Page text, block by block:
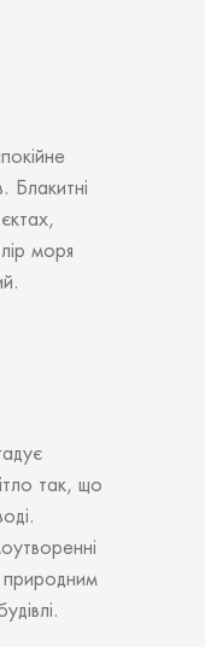
Блакитні
моря
так, що
природним
вами